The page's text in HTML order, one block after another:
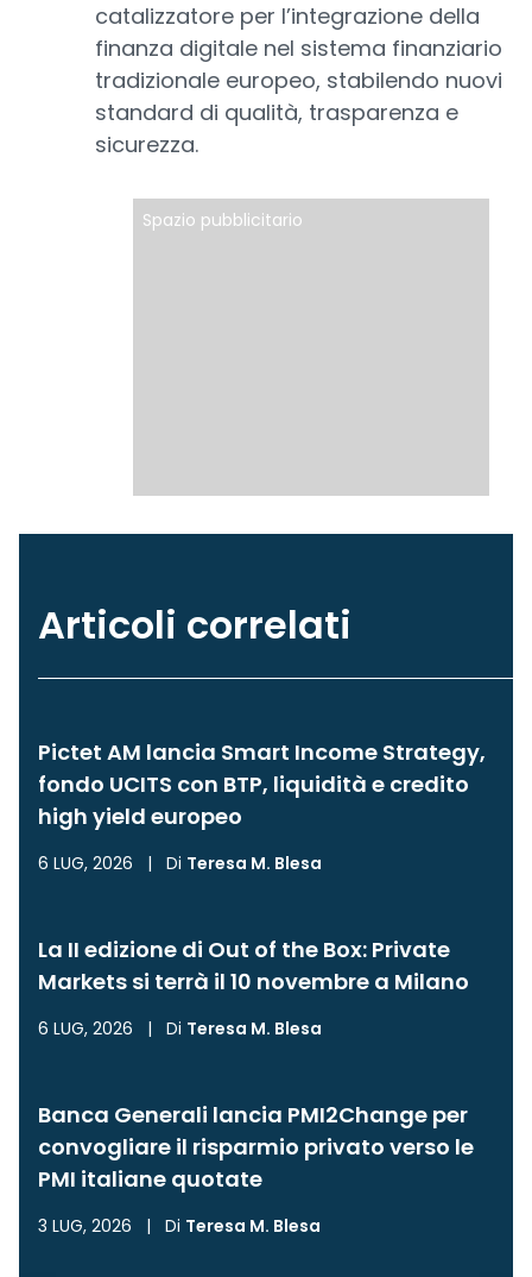
catalizzatore per l’integrazione della
finanza digitale nel sistema finanziario
tradizionale europeo, stabilendo nuovi
standard di qualità, trasparenza e
sicurezza.
Spazio pubblicitario
Articoli correlati
Pictet AM lancia Smart Income Strategy,
fondo UCITS con BTP, liquidità e credito
high yield europeo
6 LUG, 2026 | Di Teresa M. Blesa
La II edizione di Out of the Box: Private
Markets si terrà il 10 novembre a Milano
6 LUG, 2026 | Di Teresa M. Blesa
Banca Generali lancia PMI2Change per
convogliare il risparmio privato verso le
PMI italiane quotate
3 LUG, 2026 | Di Teresa M. Blesa